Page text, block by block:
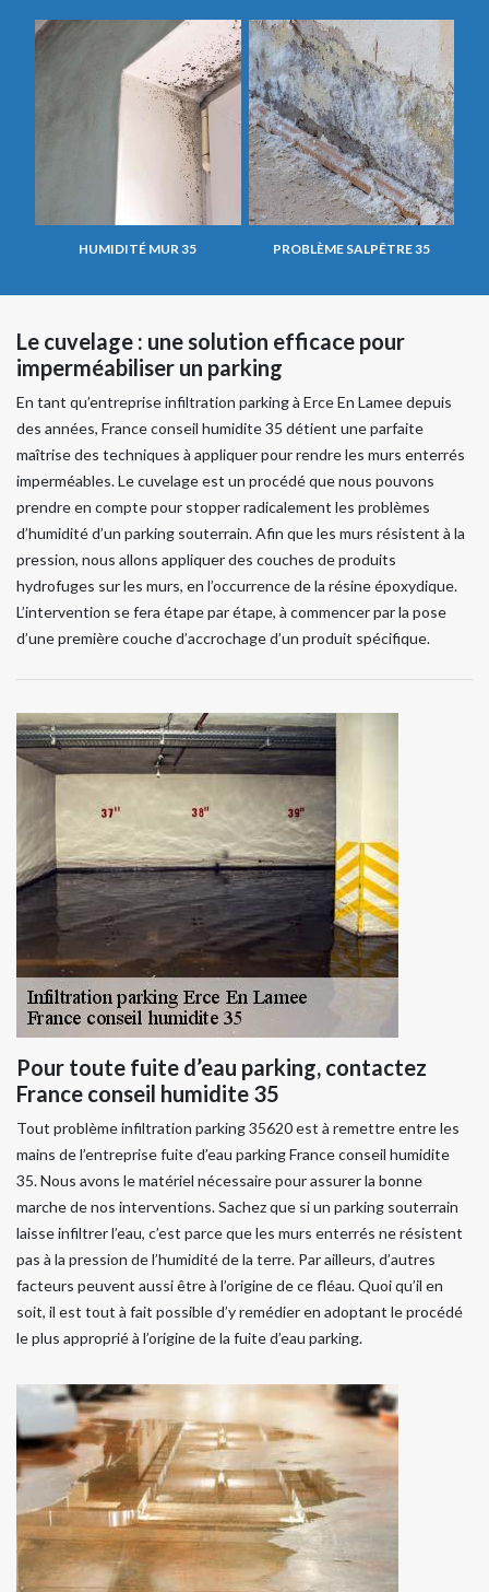
HUMIDITÉ MUR 35 PROBLÈME SALPÊTRE 35
Le cuvelage : une solution efficace pour
imperméabiliser un parking
En tant qu’entreprise infiltration parking à Erce En Lamee depuis
des années, France conseil humidite 35 détient une parfaite
maîtrise des techniques à appliquer pour rendre les murs enterrés
imperméables. Le cuvelage est un procédé que nous pouvons
prendre en compte pour stopper radicalement les problèmes
d’humidité d’un parking souterrain. Afin que les murs résistent à la
pression, nous allons appliquer des couches de produits
hydrofuges sur les murs, en l’occurrence de la résine époxydique.
L’intervention se fera étape par étape, à commencer par la pose
d’une première couche d’accrochage d’un produit spécifique.
Pour toute fuite d’eau parking, contactez
France conseil humidite 35
Tout problème infiltration parking 35620 est à remettre entre les
mains de l’entreprise fuite d’eau parking France conseil humidite
35. Nous avons le matériel nécessaire pour assurer la bonne
marche de nos interventions. Sachez que si un parking souterrain
laisse infiltrer l’eau, c’est parce que les murs enterrés ne résistent
pas à la pression de l’humidité de la terre. Par ailleurs, d’autres
facteurs peuvent aussi être à l’origine de ce fléau. Quoi qu’il en
soit, il est tout à fait possible d’y remédier en adoptant le procédé
le plus approprié à l’origine de la fuite d’eau parking.